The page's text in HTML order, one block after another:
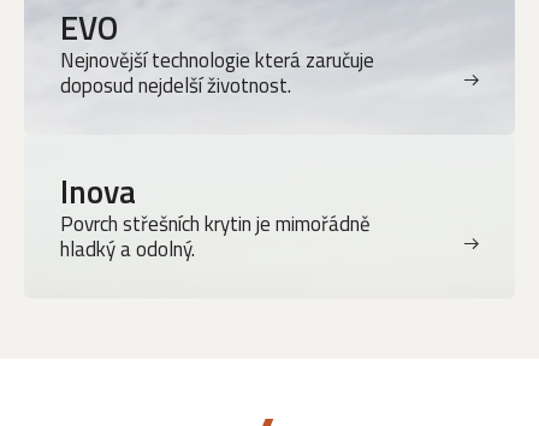
EVO
Nejnovější technologie která zaručuje
doposud nejdelší životnost.
Inova
Povrch střešních krytin je mimořádně
hladký a odolný.